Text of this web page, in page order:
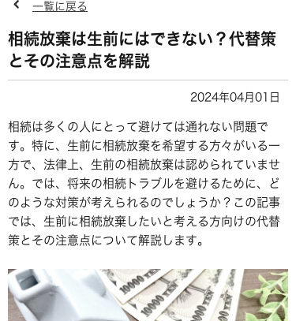
一覧に戻る
相続放棄は生前にはできない？代替策
とその注意点を解説
2024年04月01日
相続は多くの人にとって避けては通れない問題で
す。特に、生前に相続放棄を希望する方々がいる一
方で、法律上、生前の相続放棄は認められていませ
ん。では、将来の相続トラブルを避けるために、ど
のような対策が考えられるのでしょうか？この記事
では、生前に相続放棄したいと考える方向けの代替
策とその注意点について解説します。